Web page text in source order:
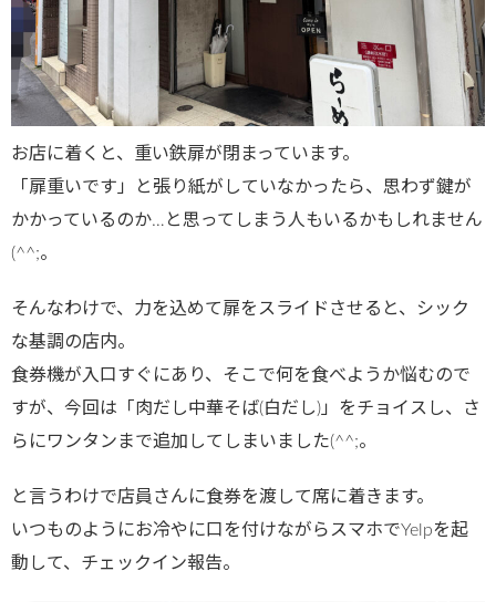
お店に着くと、重い鉄扉が閉まっています。
「扉重いです」と張り紙がしていなかったら、思わず鍵が
かかっているのか…と思ってしまう人もいるかもしれません
(^^;。
そんなわけで、力を込めて扉をスライドさせると、シック
な基調の店内。
食券機が入口すぐにあり、そこで何を食べようか悩むので
すが、今回は「肉だし中華そば(白だし)」をチョイスし、さ
らにワンタンまで追加してしまいました(^^;。
と言うわけで店員さんに食券を渡して席に着きます。
いつものようにお冷やに口を付けながらスマホでYelpを起
動して、チェックイン報告。